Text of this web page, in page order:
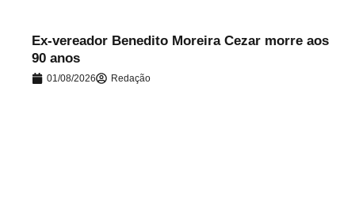
Ex-vereador Benedito Moreira Cezar morre aos
90 anos
01/08/2026 Redação